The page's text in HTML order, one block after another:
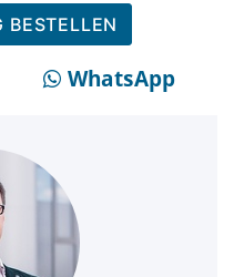
BESTELLEN
WhatsApp